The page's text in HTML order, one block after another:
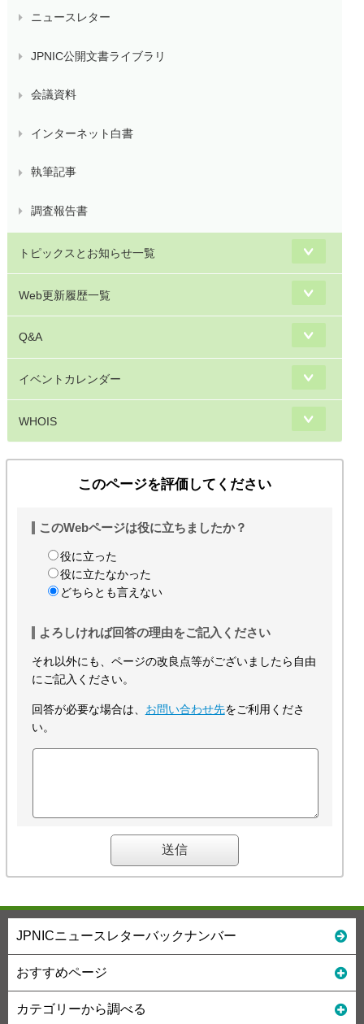
ニュースレター
JPNIC公開文書ライブラリ
会議資料
インターネット白書
執筆記事
調査報告書
トピックスとお知らせ一覧
Web更新履歴一覧
Q&A
イベントカレンダー
WHOIS
このページを評価してください
このWebページは役に立ちましたか？
役に立った
役に立たなかった
どちらとも言えない
よろしければ回答の理由をご記入ください
それ以外にも、ページの改良点等がございましたら自由
にご記入ください。
回答が必要な場合は、 お問い合わせ先をご利用くださ
い。
JPNICニュースレターバックナンバー
おすすめページ
カテゴリーから調べる